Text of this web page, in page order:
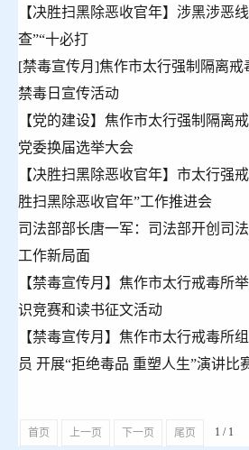
【决胜扫黑除恶收官年】涉黑涉恶
查”“十必打
[禁毒宣传月]焦作市太行强制隔离戒
禁毒日宣传活动
【党的建设】焦作市太行强制隔离
党委换届选举大会
【决胜扫黑除恶收官年】市太行强
胜扫黑除恶收官年”工作推进会
司法部部长唐一军：司法部开创司
工作新局面
【禁毒宣传月】焦作市太行戒毒所
识竞赛和读书征文活动
【禁毒宣传月】焦作市太行戒毒所
员 开展“拒绝毒品 重塑人生”演讲比
首页 上一页 下一页 尾页 1 / 1